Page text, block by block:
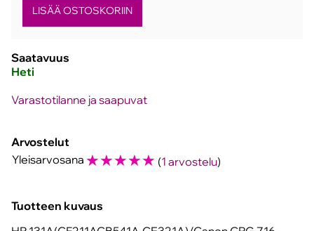
Saatavuus
Heti
Varastotilanne ja saapuvat
Arvostelut
Yleisarvosana ☆☆☆☆☆ (1 arvostelu)
Tuotteen kuvaus